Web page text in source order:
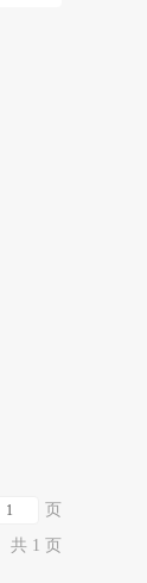
页
共 1 页